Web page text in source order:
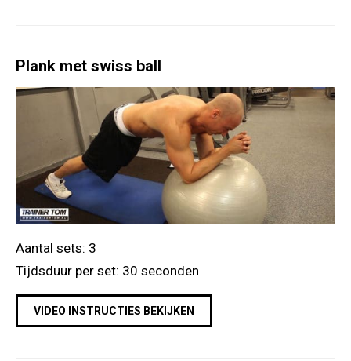
Plank met swiss ball
Aantal sets: 3
Tijdsduur per set: 30 seconden
VIDEO INSTRUCTIES BEKIJKEN